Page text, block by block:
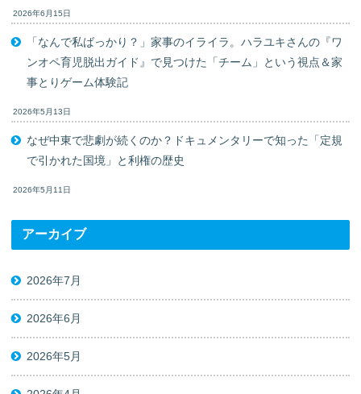
2026年6月15日
「なんで私ばっかり？」家事のイライラ。ハラユキさんの『ワ
ンオペ育児脱出ガイド』で見つけた「チーム」という視点＆家
事とりゲーム体験記
2026年5月13日
なぜ中東で悲劇が続くのか？ドキュメンタリーで知った「定規
で引かれた国境」と利権の歴史
2026年5月11日
アーカイブ
2026年7月
2026年6月
2026年5月